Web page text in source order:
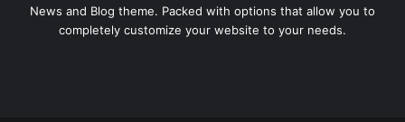
News and Blog theme. Packed with options that allow you to
completely customize your website to your needs.